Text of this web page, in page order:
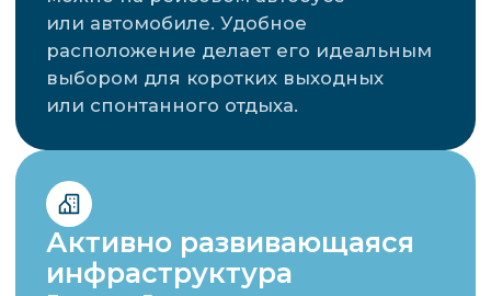
чем заняться